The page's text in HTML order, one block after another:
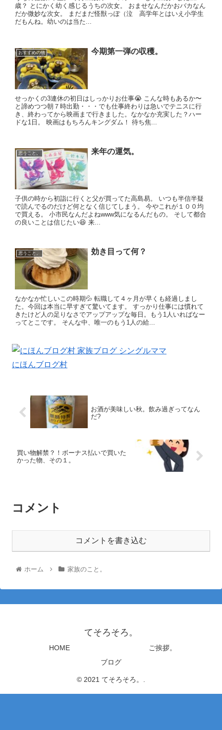
歳？ とにかく幼く感じるうちの次女。 おませなんだかおバカなん
だか微妙な次女。 まだまだ怪獣っぽ（泣 高学年とはいえ小学生
だもんね。幼いのは当た...
おすすめの物 今期第一弾の収穫。
せっかくの3連休の初日はしっかりお仕事😭 こんな時もあるか〜
と諦めつつ朝７時出勤・・・でも仕事終わりは急いでテニスに行
き、終わってから映画まで行きました。なかなか充実した？ハー
ドな1日。 映画はもちろんキングダム！ 待ち焦...
思うこと。 来年の運気。
子供の時から初詣に行くと父が買ってた高島易。 いつも半信半疑
で読んでるのだけど何となく信じてしまう。 今やこれが１００均
で買える。 小市民なんだよねwww気になるんだもの。 そして都合
の良いことは信じたい😆 来...
思うこと。 効き目って何？
なかなか忙しいこの時期💦 転職して４ヶ月が早くも経過しまし
た。今回は本当に早すぎて驚いてます。 すっかり仕事には慣れて
きたけど人の足りなさでアップアップな毎日。もう1人いればなー
ってとこです。 そんな中、唯一のもう1人の給...
にほんブログ村
お酒が美味しい秋。飲み過ぎってなん
だ?
買い物解禁？！ボーナス払いで買いた
かった物、その１。
コメント
コメントを書き込む
ホーム 家族のこと。
てそろそろ。
HOME
ご挨拶。
ブログ
© 2021 てそろそろ。.